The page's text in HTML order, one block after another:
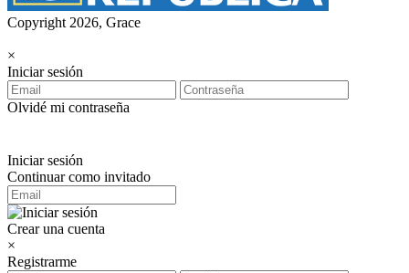
Copyright 2026, Grace
×
Iniciar sesión
Olvidé mi contraseña
Iniciar sesión
Continuar como invitado
Crear una cuenta
×
Registrarme